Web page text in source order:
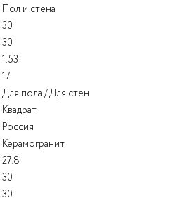
Пол и стена
30
30
1.53
17
Для пола / Для стен
Квадрат
Россия
Керамогранит
27.8
30
30